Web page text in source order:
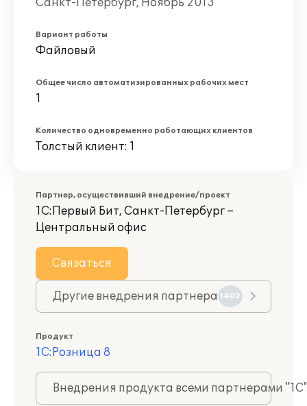
Санкт-Петербург, Ноябрь 2013
Вариант работы
Файловый
Общее число автоматизированных рабочих мест
1
Количество одновременно работающих клиентов
Толстый клиент: 1
Партнер, осуществивший внедрение/проект
1С:Первый Бит, Санкт-Петербург –
Центральный офис
Связаться
Другие внедрения партнера 1402
Продукт
1С:Розница 8
Внедрения продукта всеми партнерами